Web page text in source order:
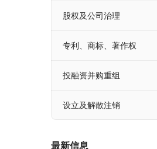
股权及公司治理
专利、商标、著作权
投融资并购重组
设立及解散注销
最新信息